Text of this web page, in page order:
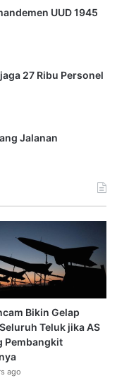
UUD 1945
27 Ribu Personel
Jalanan
Bikin Gelap
Teluk jika AS
Pembangkit
ago